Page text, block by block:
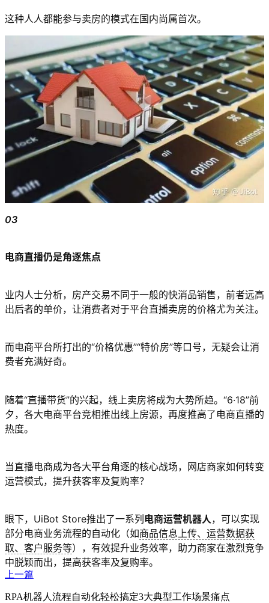
这种人人都能参与卖房的模式在国内尚属首次。
03
电商直播仍是角逐焦点
业内人士分析，房产交易不同于一般的快消品销售，前者远高
出后者的单价，让消费者对于平台直播卖房的价格尤为关注。
而电商平台所打出的“价格优惠”“特价房”等口号，无疑会让消
费者充满好奇。
随着“直播带货”的兴起，线上卖房将成为大势所趋。“6·18”前
夕，各大电商平台竞相推出线上房源，再度推高了电商直播的
热度。
当直播电商成为各大平台角逐的核心战场，网店商家如何转变
运营模式，提升获客率及复购率？
眼下，UiBot Store推出了一系列电商运营机器人 ，可以实现
部分电商业务流程的自动化（如商品信息上传、运营数据获
取、客户服务等），有效提升业务效率，助力商家在激烈竞争
中脱颖而出，提高获客率及复购率。
上一篇
RPA机器人流程自动化轻松搞定3大典型工作场景痛点